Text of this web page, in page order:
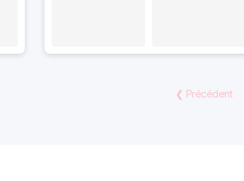
❮ Précédent